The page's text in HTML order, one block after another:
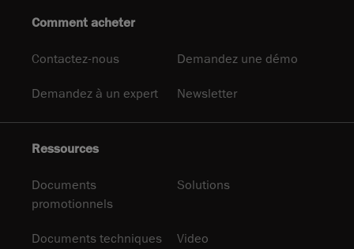
Comment acheter
Contactez-nous Demandez une démo
Demandez à un expert Newsletter
Ressources
Documents
promotionnels
Solutions
Documents techniques Video